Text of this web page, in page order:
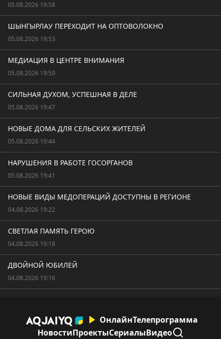
05.08.2026 19:58
ШЫНГЫРЛАУ ПЕРЕХОДИТ НА ОПТОВОЛОКНО
05.08.2026 19:53
МЕДИАЦИЯ В ЦЕНТРЕ ВНИМАНИЯ
05.08.2026 19:50
СИЛЬНАЯ ДУХОМ, УСПЕШНАЯ В ДЕЛЕ
05.08.2026 19:47
НОВЫЕ ДОМА ДЛЯ СЕЛЬСКИХ ЖИТЕЛЕЙ
05.08.2026 19:44
НАРУШЕНИЯ В РАБОТЕ ГОСОРГАНОВ
05.08.2026 19:41
НОВЫЕ ВИДЫ МЕДОПЕРАЦИЙ ДОСТУПНЫ В РЕГИОНЕ
04.08.2026 19:22
СВЕТЛАЯ ПАМЯТЬ ГЕРОЮ
04.08.2026 19:18
ДВОЙНОЙ ЮБИЛЕЙ
04.08.2026 19:16
ОнлайнТелепрограмма
НовостиПроектыСериалыВидео